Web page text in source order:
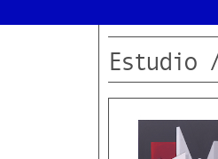
Estudio